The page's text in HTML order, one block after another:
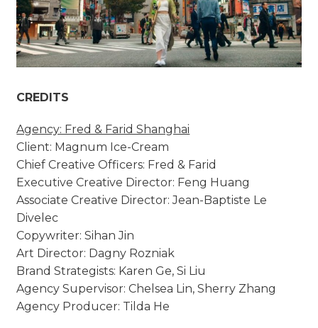
CREDITS
Agency: Fred & Farid Shanghai
Client: Magnum Ice-Cream
Chief Creative Officers: Fred & Farid
Executive Creative Director: Feng Huang
Associate Creative Director: Jean-Baptiste Le
Divelec
Copywriter: Sihan Jin
Art Director: Dagny Rozniak
Brand Strategists: Karen Ge, Si Liu
Agency Supervisor: Chelsea Lin, Sherry Zhang
Agency Producer: Tilda He